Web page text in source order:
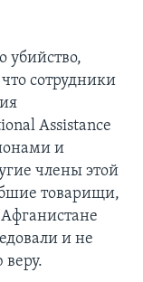
убийство,
сотрудники
Assistance
и
члены этой
товарищи,
и не
веру.